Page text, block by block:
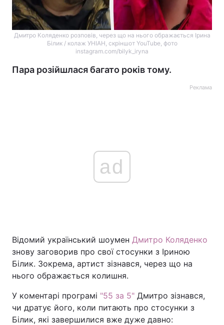
Дмитро Коляденко розповів, через що на нього ображається Ірина
Білик / колаж УНІАН, скріншот YouTube, фото
instagram.com/bilyk_iryna
Пара розійшлася багато років тому.
Реклама
ad
Відомий український шоумен Дмитро Коляденко
знову заговорив про свої стосунки з Іриною
Білик. Зокрема, артист зізнався, через що на
нього ображається колишня.
У коментарі програмі "55 за 5" Дмитро зізнався,
чи дратує його, коли питають про стосунки з
Білик, які завершилися вже дуже давно: